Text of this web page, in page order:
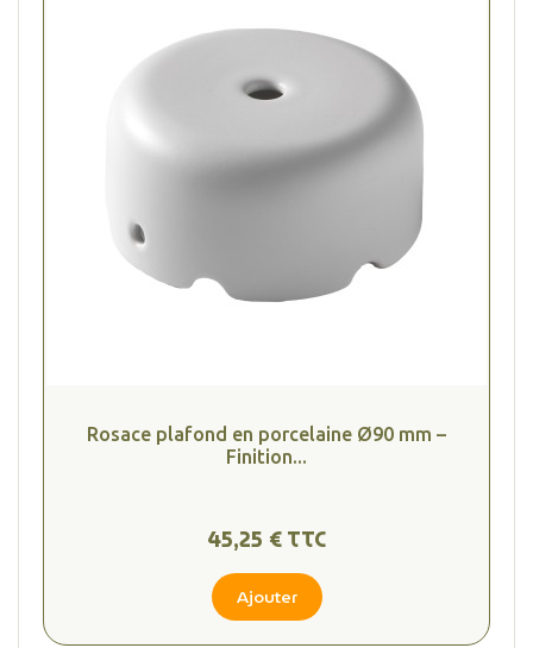
Rosace plafond en porcelaine Ø90 mm –
Finition...
45,25 € TTC
Ajouter